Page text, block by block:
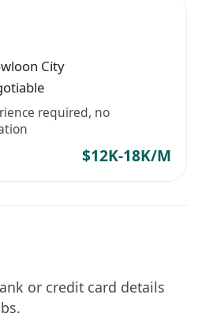
、轻奢康养、高端保健品行
调理、身心疗愈、中式养生
项及产品的大单成交、客户
激活全流程，有门店业绩从0
双渠道高端客群，具备高端
可破格录用，薪资面议。
无行业不良记录，执行力
City
required, no
$12K-18K/M
or credit card details